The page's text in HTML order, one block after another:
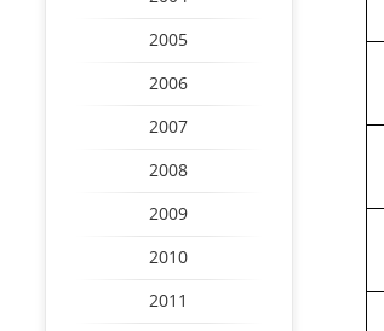
2005
2006
2007
2008
2009
2010
2011